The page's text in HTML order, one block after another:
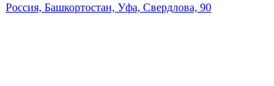
Россия, Башкортостан, Уфа, Свердлова, 90